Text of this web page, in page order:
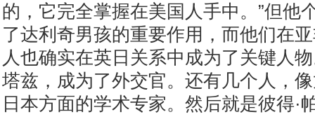
的，它完全掌握在美国人手中。”但他
了达利奇男孩的重要作用，而他们在
人也确实在英日关系中成为了关键人
塔兹，成为了外交官。还有几个人，
日本方面的学术专家。然后就是彼得·